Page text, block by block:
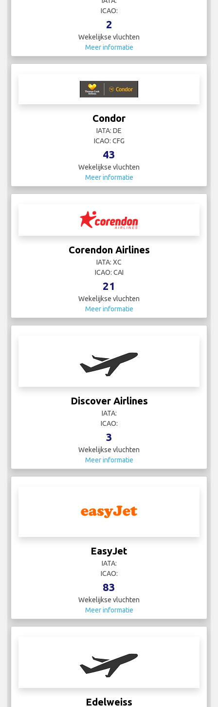
ICAO:
2
Wekelijkse vluchten
Meer informatie
Condor
IATA: DE
ICAO: CFG
43
Wekelijkse vluchten
Meer informatie
Corendon Airlines
IATA: XC
ICAO: CAI
21
Wekelijkse vluchten
Meer informatie
Discover Airlines
IATA:
ICAO:
3
Wekelijkse vluchten
Meer informatie
EasyJet
IATA:
ICAO:
83
Wekelijkse vluchten
Meer informatie
Edelweiss